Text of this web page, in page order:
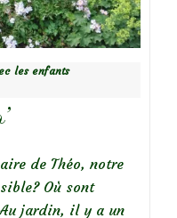
les enfants
de Théo, notre
Où sont
Au jardin, il y a un